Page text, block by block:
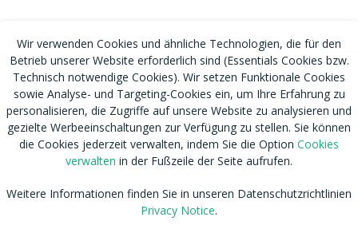
Nutzungsbedingungen
Wir verwenden Cookies und ähnliche Technologien, die für den
Betrieb unserer Website erforderlich sind (Essentials Cookies bzw.
Technisch notwendige Cookies). Wir setzen Funktionale Cookies
sowie Analyse- und Targeting-Cookies ein, um Ihre Erfahrung zu
personalisieren, die Zugriffe auf unsere Website zu analysieren und
gezielte Werbeeinschaltungen zur Verfügung zu stellen. Sie können
die Cookies jederzeit verwalten, indem Sie die Option Cookies
verwalten in der Fußzeile der Seite aufrufen.
Weitere Informationen finden Sie in unseren Datenschutzrichtlinien
Privacy Notice.